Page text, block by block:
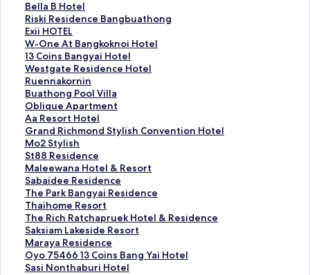
ม
า
ต
ร
ฐ
า
น
สำ
ห
รั
บ
O
a
k
w
o
o
d
S
u
i
t
ก์
ม
า
ต
ร
ฐ
า
น
สำ
ห
รั
บ
L
i
v
o
t
e
l
E
x
p
ง
ก์
ม
า
ต
ร
ฐ
า
น
สำ
ห
รั
บ
B
a
a
n
A
n
o
d
a
Bella B Hotel
ลิ
ง
ก์
ม
า
ต
ร
ฐ
า
น
สำ
ห
รั
บ
B
e
l
l
a
B
H
o
Riski Residence Bangbuathong
ลิ
ง
ก์
ม
า
ต
ร
ฐ
า
น
สำ
ห
รั
บ
R
i
s
k
i
R
e
Exii HOTEL
ลิ
ง
ก์
ม
า
ต
ร
ฐ
า
น
สำ
ห
รั
บ
E
x
i
i
H
O
W-One At Bangkoknoi Hotel
ลิ
ง
ก์
ม
า
ต
ร
ฐ
า
น
สำ
ห
รั
บ
W
-
O
n
e
13 Coins Bangyai Hotel
ลิ
ง
ก์
ม
า
ต
ร
ฐ
า
น
สำ
ห
รั
บ
1
3
C
o
Westgate Residence Hotel
ลิ
ง
ก์
ม
า
ต
ร
ฐ
า
น
สำ
ห
รั
บ
W
e
s
Ruennakornin
ลิ
ง
ก์
ม
า
ต
ร
ฐ
า
น
สำ
ห
รั
บ
R
u
Buathong Pool Villa
ลิ
ง
ก์
ม
า
ต
ร
ฐ
า
น
สำ
ห
รั
บ
B
Oblique Apartment
ลิ
ง
ก์
ม
า
ต
ร
ฐ
า
น
สำ
ห
รั
บ
Aa Resort Hotel
ลิ
ง
ก์
ม
า
ต
ร
ฐ
า
น
สำ
ห
รั
Grand Richmond Stylish Convention Hotel
ลิ
ง
ก์
ม
า
ต
ร
ฐ
า
น
สำ
ห
Mo2 Stylish
ลิ
ง
ก์
ม
า
ต
ร
ฐ
า
น
สำ
St88 Residence
ลิ
ง
ก์
ม
า
ต
ร
ฐ
า
น
Maleewana Hotel & Resort
ลิ
ง
ก์
ม
า
ต
ร
ฐ
า
Sabaidee Residence
ลิ
ง
ก์
ม
า
ต
ร
ฐ
The Park Bangyai Residence
ลิ
ง
ก์
ม
า
ต
ร
Thaihome Resort
ลิ
ง
ก์
ม
า
ต
The Rich Ratchapruek Hotel & Residence
ลิ
ง
ก์
ม
า
Saksiam Lakeside Resort
ลิ
ง
ก์
ม
Maraya Residence
ลิ
ง
ก์
Oyo 75466 13 Coins Bang Yai Hotel
ลิ
ง
Sasi Nonthaburi Hotel
ลิ